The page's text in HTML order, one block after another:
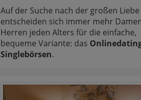
Auf der Suche nach der großen Liebe
entscheiden sich immer mehr
Herren jeden Alters für die einfache,
bequeme Variante: das
Singlebörsen.